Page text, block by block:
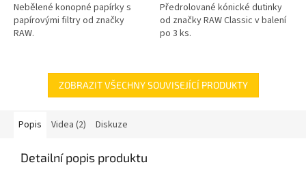
Nebělené konopné papírky s
papírovými filtry od značky
RAW.
Předrolované kónické dutinky
od značky RAW Classic v balení
po 3 ks.
ZOBRAZIT VŠECHNY SOUVISEJÍCÍ PRODUKTY
Popis Videa (2) Diskuze
Detailní popis produktu